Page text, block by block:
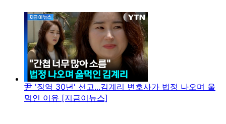
尹 '징역 30년' 선고...김계리 변호사가 법정 나오며 울
먹인 이유 [지금이뉴스]